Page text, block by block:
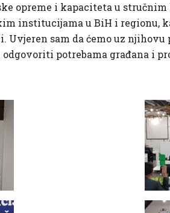
opreme i kapaciteta u
institucijama u BiH i regionu,
Uvjeren sam da ćemo uz
potrebama građana i